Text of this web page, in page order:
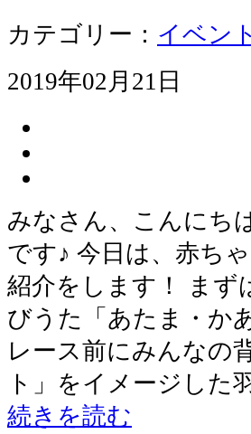
カテゴリー： イベン
2019年02月21日
みなさん、こんにち
です♪ 今日は、赤ち
紹介をします！ まず
びうた「あたま・か
レース前にみんなの
ト」をイメージし
続きを読む